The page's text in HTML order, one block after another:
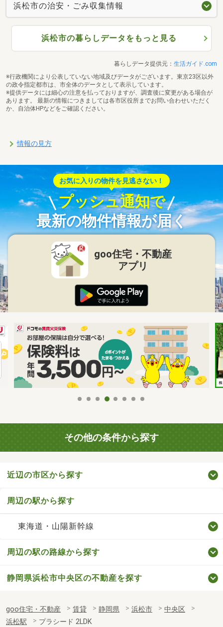
浜松市の治安・ごみ収集情報
浜松市の暮らしデータをもっと見る
暮らしデータ提供元： 生活ガイド.com
※行政機関により公表していない地域及びデータがございます。東京23区以外
の政令指定都市は、市全体のデータとして表示しています。
※提供データには細心の注意を払っておりますが、調査後に変更がある場合が
あります。 最新の情報につきましては各市区役所までお問い合わせいただく
か、自治体HPなどをご確認ください。
情報の見方
お気に入りの物件を見逃さない！
プッシュ通知で
最新の物件情報が届く
goo住宅・不動産
アプリ
その他の条件から探す
近辺の市区から探す
周辺の駅から探す
東海道・山陽新幹線
周辺の駅の路線から探す
静岡県浜松市中央区の不動産を探す
goo住宅・不動産 賃貸 静岡県 浜松市
中央区
浜松駅
プラシード 2LDK